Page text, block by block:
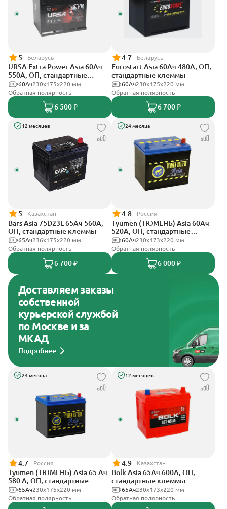
5 Беларусь
URSA Extra Power Asia 60Ач
550А, ОП, стандартные
клеммы230x175x220 мм
60Ач
Обратная полярность
6 500 ₽
4.7 Беларусь
Eurostart Asia 60Ач 480А, ОП,
стандартные клеммы
230x175x220 мм
60Ач
Обратная полярность
6 700 ₽
12 месяцев
5 Казахстан
Bars Asia 75D23L 65Ач 560А,
ОП, стандартные клеммы
236х175х220 мм
65Ач
Обратная полярность
6 700 ₽
24 месяца
4.8 Россия
Tyumen (ТЮМЕНЬ) Asia 60Ач
520А, ОП, стандартные
клеммы230х173х220 мм
60Ач
Обратная полярность
6 000 ₽
Доставляем заказы
собственной
курьерской службой
по Москве и за
МКАД
Подробнее
24 месяца
4.7 Россия
Tyumen (ТЮМЕНЬ) Asia 65 Ач
580 А, ОП, стандартные
клеммы230x175x220 мм
65Ач
Обратная полярность
12 месяцев
4.9 Казахстан
Bolk Asia 65Ач 600А, ОП,
стандартные клеммы
230x173x220 мм
65Ач
Обратная полярность